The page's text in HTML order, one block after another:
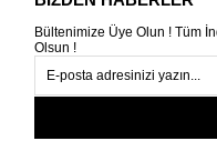
Bültenimize Üye Olun ! Tüm
Olsun !